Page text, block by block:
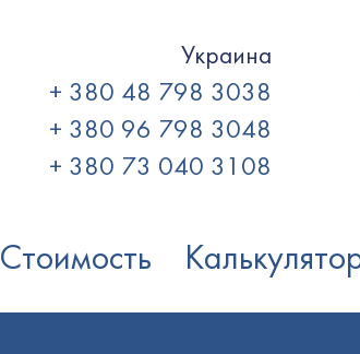
Украина
+ 380 48 798 3038
+ 380 96 798 3048
+ 380 73 040 3108
Стоимость